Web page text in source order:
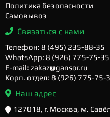
Политика безопасности
Самовывоз
Связаться с нами
Телефон: 8 (495) 235-88-35
WhatsApp: 8 (926) 775-75-35
E-mail: zakaz@gansor.ru
Корп. отдел: 8 (926) 775-75-
Наш адрес
127018, г. Москва, м.